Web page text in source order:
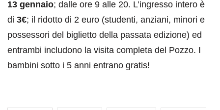
13 gennaio; dalle ore 9 alle 20. L’ingresso intero è
di 3€; il ridotto di 2 euro (studenti, anziani, minori e
possessori del biglietto della passata edizione) ed
entrambi includono la visita completa del Pozzo. I
bambini sotto i 5 anni entrano gratis!